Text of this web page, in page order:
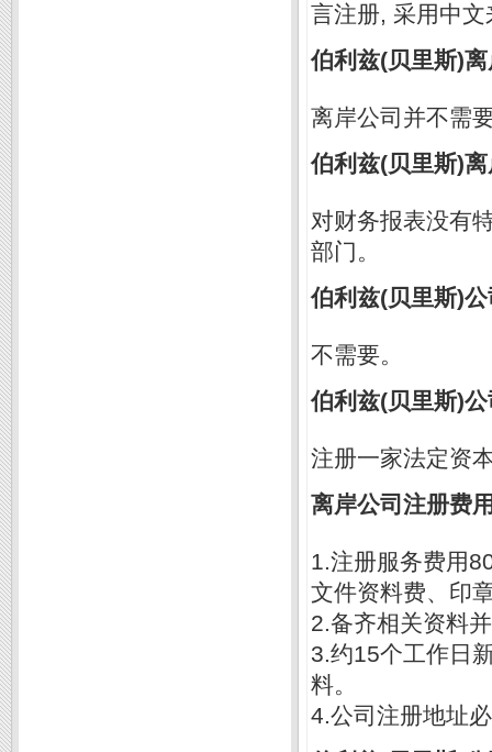
言注册, 采用中
伯利兹(贝里斯)
离岸公司并不需
伯利兹(贝里斯)
对财务报表没有
部门。
伯利兹(贝里斯)
不需要。
伯利兹(贝里斯)
注册一家法定资
离岸公司注册费
1.注册服务费用
文件资料费、印
2.备齐相关资料
3.约15个工作日
料。
4.公司注册地址